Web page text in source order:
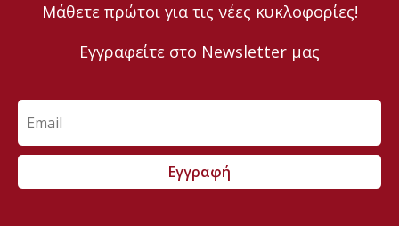
Μάθετε πρώτοι για τις νέες κυκλοφορίες!
Εγγραφείτε στο Newsletter μας
Εγγραφή